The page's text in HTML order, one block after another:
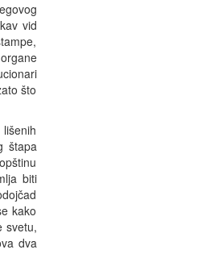
vid
što
štapa
biti
kako
svetu,
dva